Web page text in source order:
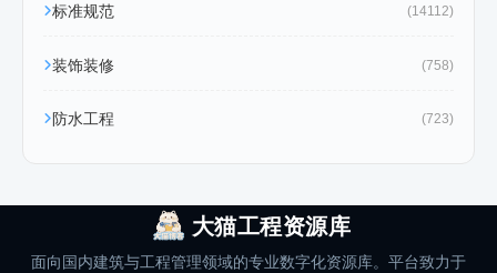
标准规范 (14112)
装饰装修 (758)
防水工程 (723)
大猫工程资源库
面向国内建筑与工程管理领域的专业数字化资源库。平台致力于